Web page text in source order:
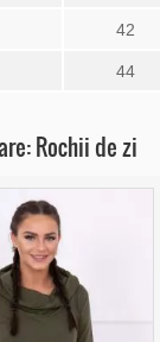
42
44
Rochii de zi